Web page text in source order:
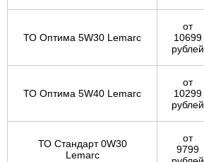
ТО Оптима 5W30 Lemarc
от
10699
рублей
ТО Оптима 5W40 Lemarc
от
10299
рублей
ТО Стандарт 0W30
Lemarc
от
9799